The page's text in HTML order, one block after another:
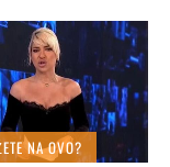
NA OVO?